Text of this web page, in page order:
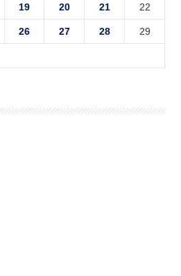
19 20 21 22
26 27 28 29